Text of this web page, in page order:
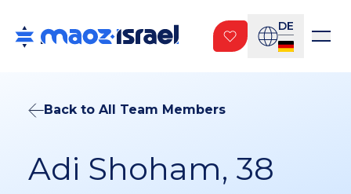
DE
Back to All Team Members
Adi Shoham, 38